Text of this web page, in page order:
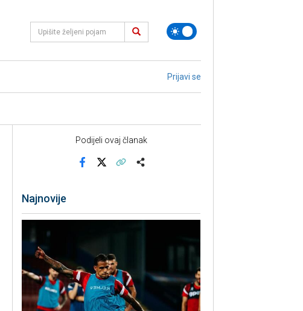
Prijavi se
Podijeli ovaj članak
Najnovije